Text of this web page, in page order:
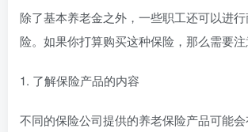
除了基本养老金之外，一些职工还可以进
险。如果你打算购买这种保险，那么需要注
1. 了解保险产品的内容
不同的保险公司提供的养老保险产品可能